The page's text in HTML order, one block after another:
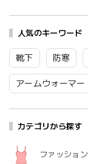
人気のキーワード
靴下 防寒
アームウォーマー
カテゴリから探す
ファッション
ゼント ブラウン グリ
Kl017